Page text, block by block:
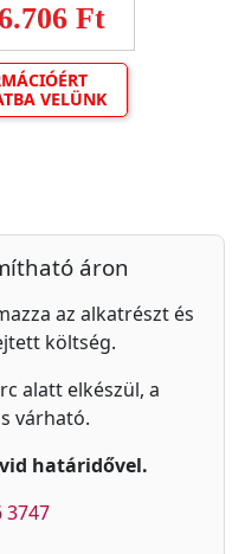
Ft
VELÜNK
áron
az alkatrészt és
költség.
alatt elkészül, a
várható.
határidővel.
3747